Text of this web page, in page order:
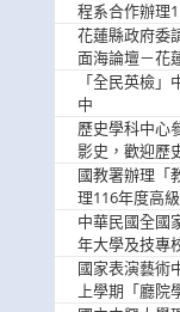
程系合作辦理
「
導體研習營」
花蓮縣政府委
面海論壇－花
外安全實務
「全民英檢
中
歷史學科中心
影史，歡迎歷
躍報名參加
國教署辦理「
理116年度高
實施計畫」，
中華民國全國
年大學及技專
輔導家長說明
國家表演藝術
上學期「廳